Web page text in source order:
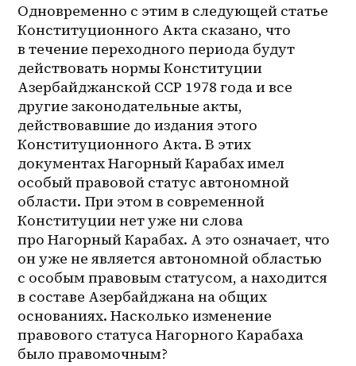
Одновременно с этим в следующей статье
Конституционного Акта сказано, что
в течение переходного периода будут
действовать нормы Конституции
Азербайджанской ССР 1978 года и все
другие законодательные акты,
действовавшие до издания этого
Конституционного Акта. В этих
документах Нагорный Карабах имел
особый правовой статус автономной
области. При этом в современной
Конституции нет уже ни слова
про Нагорный Карабах. А это означает, что
он уже не является автономной областью
с особым правовым статусом, а находится
в составе Азербайджана на общих
основаниях. Насколько изменение
правового статуса Нагорного Карабаха
было правомочным?